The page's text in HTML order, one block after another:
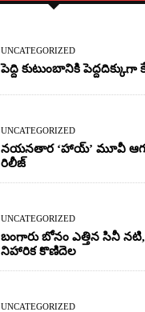
UNCATEGORIZED
పెద్ది కుటుంబానికి పెద్దదిక్కుగా
UNCATEGORIZED
నయనతార ‘హాయ్’ మూవీ
రిలీజ్
UNCATEGORIZED
బంగారు బోనం ఎత్తిన సినీ
నిహారిక కొణిదెల
UNCATEGORIZED